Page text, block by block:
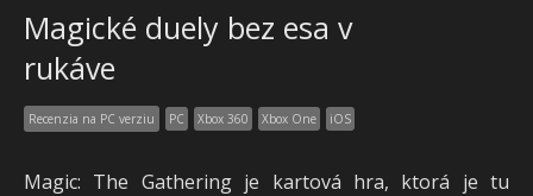
Magické duely bez esa v
rukáve
Recenzia na PC verziu PC Xbox 360 Xbox One iOS
Magic: The Gathering je kartová hra, ktorá je tu